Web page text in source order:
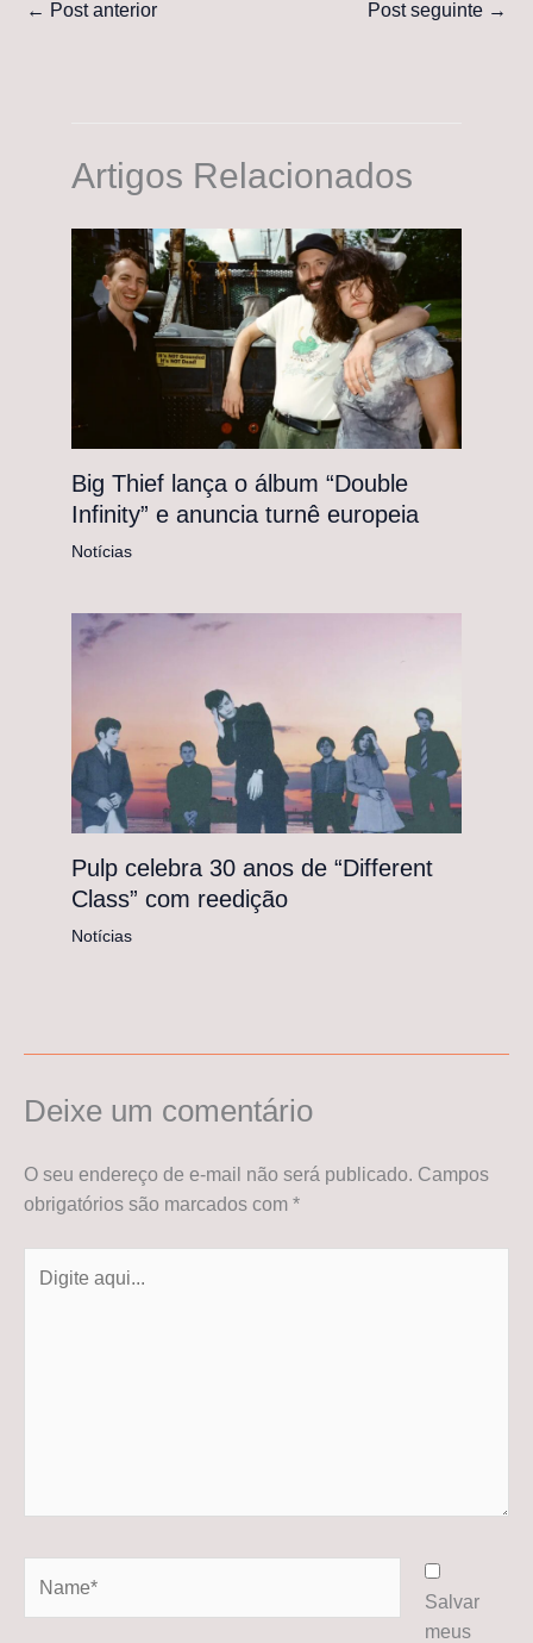
← Post anterior Post seguinte →
Artigos Relacionados
Big Thief lança o álbum “Double
Infinity” e anuncia turnê europeia
Notícias
Pulp celebra 30 anos de “Different
Class” com reedição
Notícias
Deixe um comentário
O seu endereço de e-mail não será publicado. Campos
obrigatórios são marcados com *
aqui...
Salvar
meus